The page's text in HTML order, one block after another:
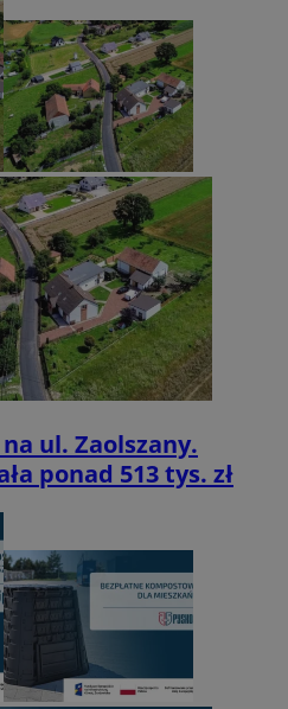
ul. Zaolszany.
ponad 513 tys. zł